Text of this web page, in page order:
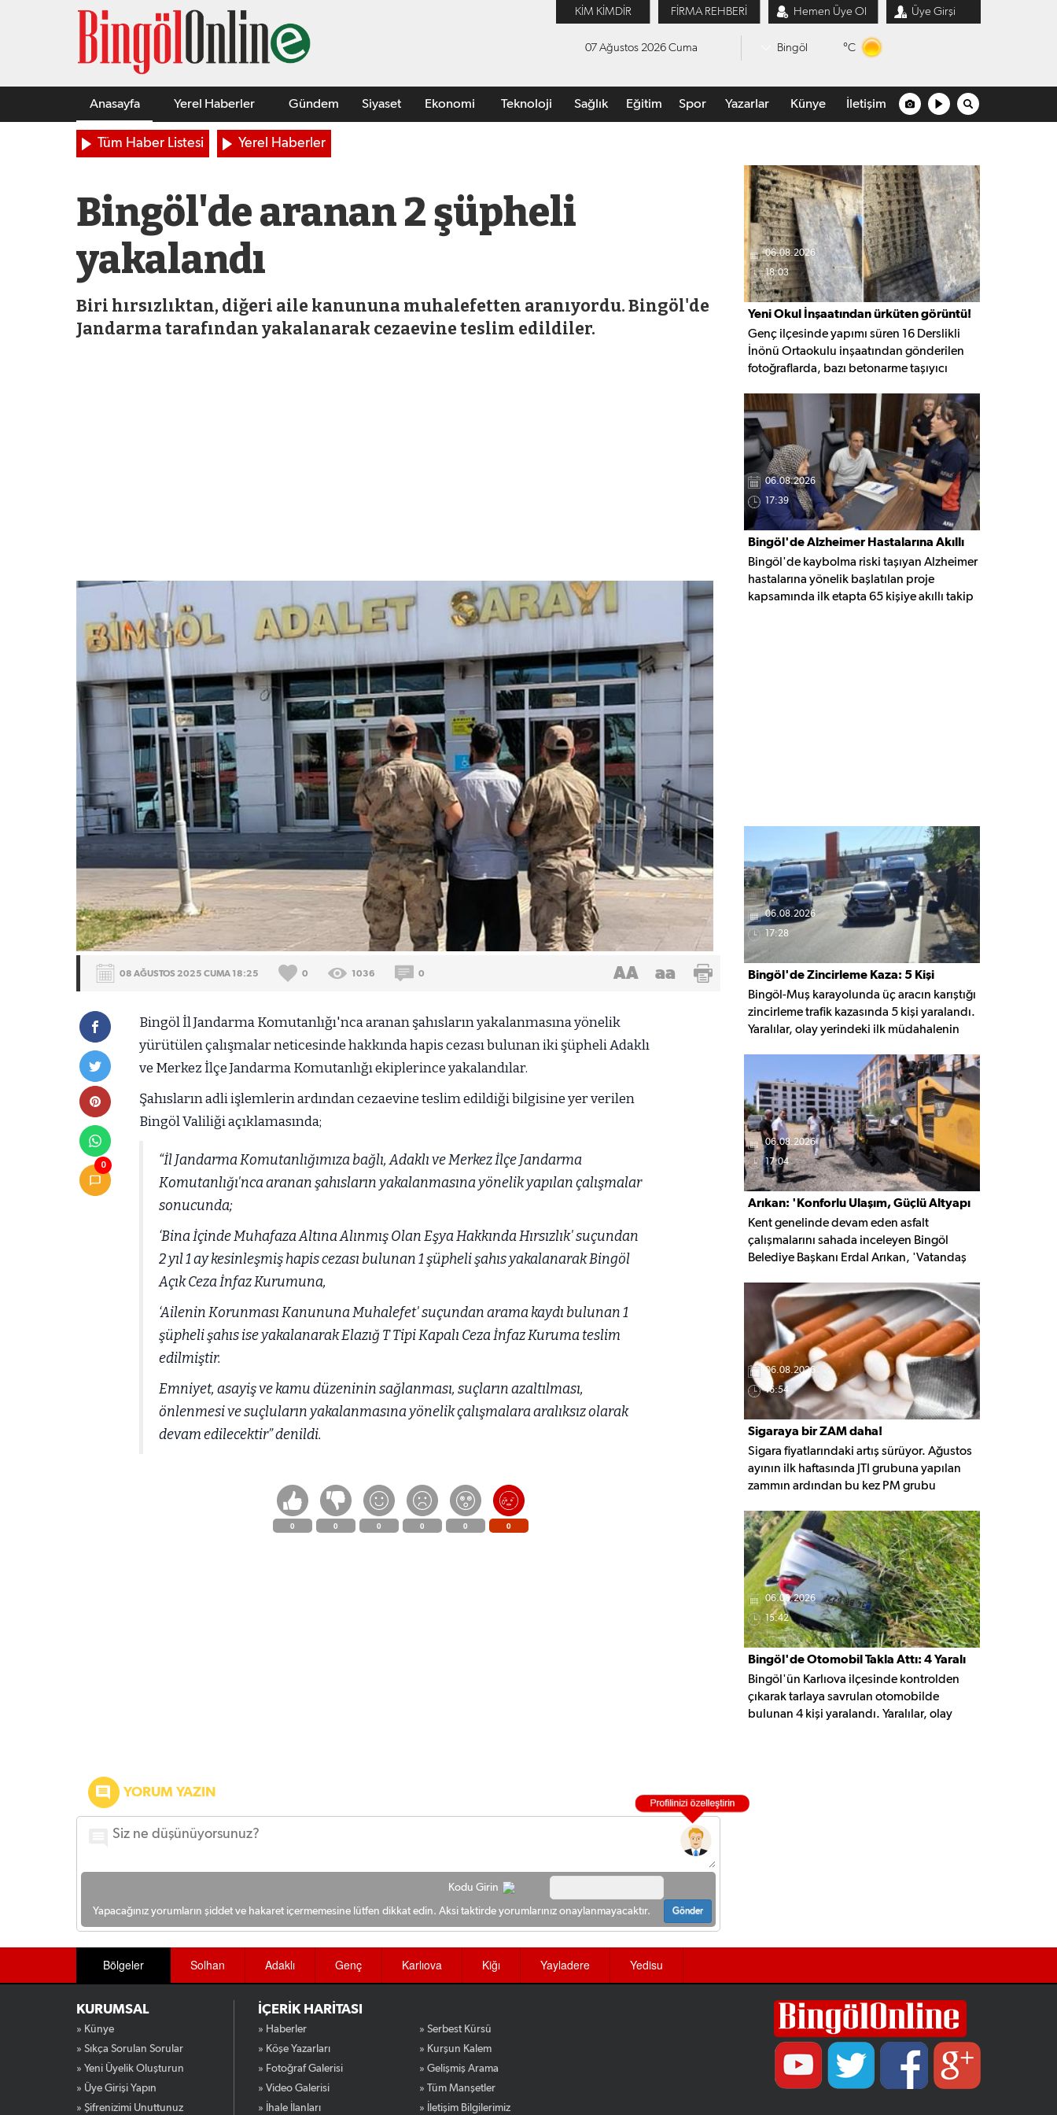
KİM KİMDİR FİRMA REHBERİ Hemen Üye Ol Üye Girşi
07 Ağustos 2026 Cuma Bingöl °C
Anasayfa Yerel Haberler Gündem Siyaset Ekonomi Teknoloji Sağlık Eğitim Spor Yazarlar Künye İletişim
Tüm Haber Listesi Yerel Haberler
Bingöl'de aranan 2 şüpheli
yakalandı
Biri hırsızlıktan, diğeri aile kanununa muhalefetten aranıyordu. Bingöl'de
Jandarma tarafından yakalanarak cezaevine teslim edildiler.
08 AĞUSTOS 2025 CUMA 18:25 0 1036 0 AA aa
0
Bingöl İl Jandarma Komutanlığı'nca aranan şahısların yakalanmasına yönelik
yürütülen çalışmalar neticesinde hakkında hapis cezası bulunan iki şüpheli Adaklı
ve Merkez İlçe Jandarma Komutanlığı ekiplerince yakalandılar.
Şahısların adli işlemlerin ardından cezaevine teslim edildiği bilgisine yer verilen
Bingöl Valiliği açıklamasında;
“İl Jandarma Komutanlığımıza bağlı, Adaklı ve Merkez İlçe Jandarma
Komutanlığı'nca aranan şahısların yakalanmasına yönelik yapılan çalışmalar
sonucunda;
‘Bina İçinde Muhafaza Altına Alınmış Olan Eşya Hakkında Hırsızlık' suçundan
2 yıl 1 ay kesinleşmiş hapis cezası bulunan 1 şüpheli şahıs yakalanarak Bingöl
Açık Ceza İnfaz Kurumuna,
‘Ailenin Korunması Kanununa Muhalefet' suçundan arama kaydı bulunan 1
şüpheli şahıs ise yakalanarak Elazığ T Tipi Kapalı Ceza İnfaz Kuruma teslim
edilmiştir.
Emniyet, asayiş ve kamu düzeninin sağlanması, suçların azaltılması,
önlenmesi ve suçluların yakalanmasına yönelik çalışmalara aralıksız olarak
devam edilecektir” denildi.
0 0 0 0 0 0
YORUM YAZIN
Kodu Girin
Yapacağınız yorumların şiddet ve hakaret içermemesine lütfen dikkat edin. Aksi taktirde yorumlarınız onaylanmayacaktır. Gönder
06.08.2026
18:03
Yeni Okul İnşaatından ürküten görüntü!
Genç ilçesinde yapımı süren 16 Derslikli
İnönü Ortaokulu inşaatından gönderilen
fotoğraflarda, bazı betonarme taşıyıcı
donatı demirleri görülüyor. Görüntüler,
yapı kalitesine ilişkin soru işaretleri
oluştururken, yetkili kurumların teknik
inceleme yapması çağrısı yapıldı.
06.08.2026
17:39
Bingöl'de Alzheimer Hastalarına Akıllı
Takip Desteği
Bingöl'de kaybolma riski taşıyan Alzheimer
hastalarına yönelik başlatılan proje
kapsamında ilk etapta 65 kişiye akıllı takip
06.08.2026
17:28
Bingöl'de Zincirleme Kaza: 5 Kişi
Yaralandı
Bingöl-Muş karayolunda üç aracın karıştığı
zincirleme trafik kazasında 5 kişi yaralandı.
Yaralılar, olay yerindeki ilk müdahalenin
06.08.2026
17:04
Arıkan: 'Konforlu Ulaşım, Güçlü Altyapı
İçin Çalışıyoruz'
Kent genelinde devam eden asfalt
çalışmalarını sahada inceleyen Bingöl
Belediye Başkanı Erdal Arıkan, 'Vatandaş
hayatına kattığı konforu hatırlar' diyerek,
ulaşım yatırımlarında kalıcı ve güvenli
çözümleri öncelediklerini söyledi. Arıkan,
bu sezon yaklaşık 40 bin ton asfalt serimi
gerçekleştirileceğini belirtti.
06.08.2026
16:54
Sigaraya bir ZAM daha!
Sigara fiyatlarındaki artış sürüyor. Ağustos
ayının ilk haftasında JTI grubuna yapılan
zammın ardından bu kez PM grubu
gruptaki en ucuz sigara 120 TL, en pahalı
sigara ise 140 TL'ye yükseldi.
06.08.2026
15:42
Bingöl'de Otomobil Takla Attı: 4 Yaralı
Bingöl'ün Karlıova ilçesinde kontrolden
çıkarak tarlaya savrulan otomobilde
bulunan 4 kişi yaralandı. Yaralılar, olay
Bölgeler Solhan Adaklı Genç Karlıova Kiğı Yayladere Yedisu
KURUMSAL
» Künye
» Sıkça Sorulan Sorular
» Yeni Üyelik Oluşturun
» Üye Girişi Yapın
» Şifrenizimi Unuttunuz
İÇERİK HARİTASI
» Haberler
» Köşe Yazarları
» Fotoğraf Galerisi
» Video Galerisi
» İhale İlanları
» Serbest Kürsü
» Kurşun Kalem
» Gelişmiş Arama
» Tüm Manşetler
» İletişim Bilgilerimiz